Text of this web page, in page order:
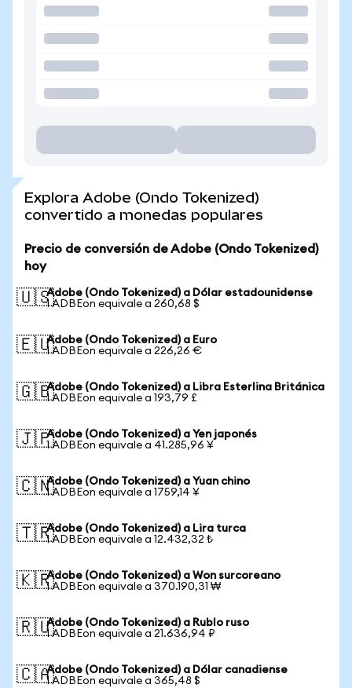
Explora Adobe (Ondo Tokenized)
convertido a monedas populares
Precio de conversión de Adobe (Ondo Tokenized)
hoy
🇺🇸Adobe (Ondo Tokenized) a Dólar estadounidense
1 ADBEon equivale a 260,68 $
🇪🇺Adobe (Ondo Tokenized) a Euro
1 ADBEon equivale a 226,26 €
🇬🇧Adobe (Ondo Tokenized) a Libra Esterlina Británica
1 ADBEon equivale a 193,79 £
🇯🇵Adobe (Ondo Tokenized) a Yen japonés
1 ADBEon equivale a 41.285,96 ¥
🇨🇳Adobe (Ondo Tokenized) a Yuan chino
1 ADBEon equivale a 1759,14 ¥
🇹🇷Adobe (Ondo Tokenized) a Lira turca
1 ADBEon equivale a 12.432,32 ₺
🇰🇷Adobe (Ondo Tokenized) a Won surcoreano
1 ADBEon equivale a 370.190,31 ₩
🇷🇺Adobe (Ondo Tokenized) a Rublo ruso
1 ADBEon equivale a 21.636,94 ₽
🇨🇦Adobe (Ondo Tokenized) a Dólar canadiense
1 ADBEon equivale a 365,48 $